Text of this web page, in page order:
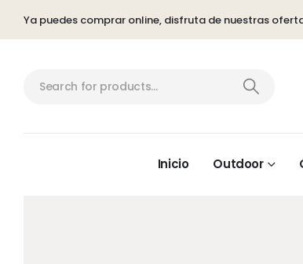
Ya puedes comprar online, disfruta de nuestras
Inicio Outdoor